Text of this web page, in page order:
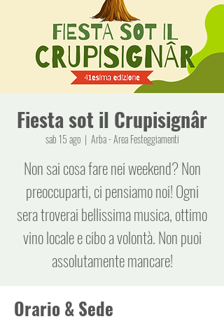
Fiesta sot il Crupisignâr
sab 15 ago
  |
Arba - Area Festeggiamenti
Non sai cosa fare nei weekend? Non
preoccuparti, ci pensiamo noi! Ogni
sera troverai bellissima musica, ottimo
vino locale e cibo a volontà. Non puoi
assolutamente mancare!
Orario & Sede